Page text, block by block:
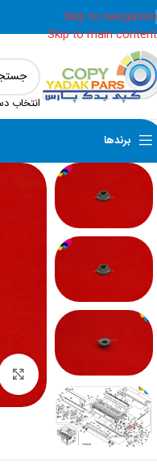
Skip to navigation
Skip to main content
انتخاب
برندها